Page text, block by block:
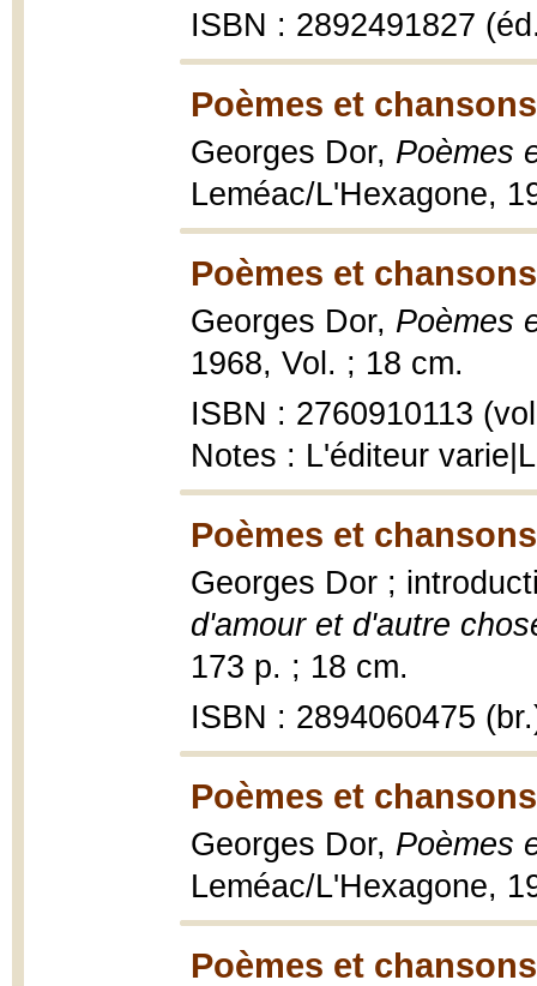
ISBN : 2892491827
Poèmes et
Georges Dor, Poèmes
Leméac/L'Hexagone,
Poèmes et
Georges Dor, Poèmes
1968, Vol. ; 18 cm.
ISBN : 2760910113
Notes : L'éditeur
Poèmes et
Georges Dor ;
d'amour et d'autre
173 p. ; 18 cm.
ISBN : 2894060475
Poèmes et
Georges Dor, Poèmes
Leméac/L'Hexagone,
Poèmes et